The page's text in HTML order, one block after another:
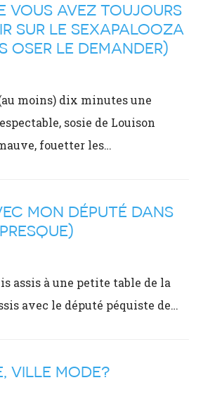
VOUS AVEZ TOUJOURS
SUR LE SEXAPALOOZA
OSER LE DEMANDER)
moins) dix minutes une
sosie de Louison
fouetter les…
MON DÉPUTÉ DANS
assis à une petite table de la
avec le député péquiste de…
VILLE MODE?